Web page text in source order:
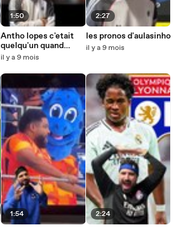
1:50
Antho lopes c'etait
quelqu'un quand
meme !
il y a 9 mois
1:54
2:27
les pronos d'aulasinho
il y a 9 mois
2:24